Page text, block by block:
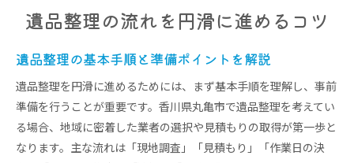
遺品整理前に必要な準備と心構えを知ろう
香川県丸亀市で遺品整理業者を選ぶポイント
遺品整理見積もり時の注意点と相談方法
遺品整理の流れに影響する地域特有の事情
トラブル回避のための遺品整理の確認事項
特殊清掃が必要なケースと対応方法を解説
遺品整理で特殊清掃が必要になる場面とは
遺品整理の流れを円滑に進めるコツ
遺品整理の基本手順と準備ポイントを解説
遺品整理を円滑に進めるためには、まず基本手順を理解し、事前
準備を行うことが重要です。香川県丸亀市で遺品整理を考えてい
る場合、地域に密着した業者の選択や見積もりの取得が第一歩と
なります。主な流れは「現地調査」「見積もり」「作業日の決